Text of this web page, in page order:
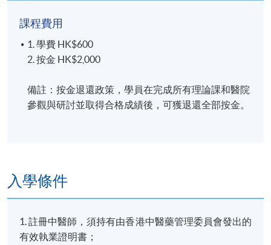
課程費用
1. 學費 HK$600
2. 按金 HK$2,000
備註：按金退還政策，學員在完成所有理論課和醫院
參觀與研討並取得合格成績後，可獲退還全部按金。
入學條件
1. 註冊中醫師，須持有由香港中醫藥管理委員會發出的
有效執業證明書；